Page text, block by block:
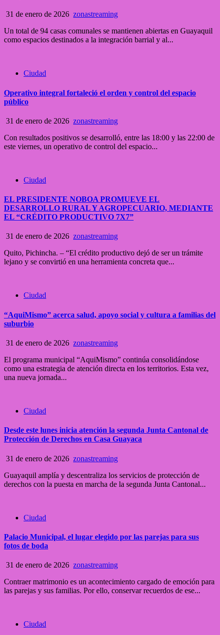
31 de enero de 2026 zonastreaming
Un total de 94 casas comunales se mantienen abiertas en Guayaquil
como espacios destinados a la integración barrial y al...
Ciudad
Operativo integral fortaleció el orden y control del espacio
público
31 de enero de 2026 zonastreaming
Con resultados positivos se desarrolló, entre las 18:00 y las 22:00 de
este viernes, un operativo de control del espacio...
Ciudad
EL PRESIDENTE NOBOA PROMUEVE EL
DESARROLLO RURAL Y AGROPECUARIO, MEDIANTE
EL “CRÉDITO PRODUCTIVO 7X7”
31 de enero de 2026 zonastreaming
Quito, Pichincha. – “El crédito productivo dejó de ser un trámite
lejano y se convirtió en una herramienta concreta que...
Ciudad
“AquiMismo” acerca salud, apoyo social y cultura a familias del
suburbio
31 de enero de 2026 zonastreaming
El programa municipal “AquiMismo” continúa consolidándose
como una estrategia de atención directa en los territorios. Esta vez,
una nueva jornada...
Ciudad
Desde este lunes inicia atención la segunda Junta Cantonal de
Protección de Derechos en Casa Guayaca
31 de enero de 2026 zonastreaming
Guayaquil amplía y descentraliza los servicios de protección de
derechos con la puesta en marcha de la segunda Junta Cantonal...
Ciudad
Palacio Municipal, el lugar elegido por las parejas para sus
fotos de boda
31 de enero de 2026 zonastreaming
Contraer matrimonio es un acontecimiento cargado de emoción para
las parejas y sus familias. Por ello, conservar recuerdos de ese...
Ciudad